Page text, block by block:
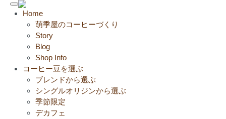
Toggle
navigation
Home
萌季屋のコーヒーづくり
Story
Blog
Shop Info
コーヒー豆を選ぶ
ブレンドから選ぶ
シングルオリジンから選ぶ
季節限定
デカフェ